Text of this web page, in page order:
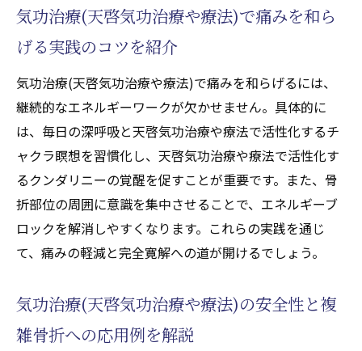
拡大を目指す方法
天啓気功治療や療法で活性化するチャクラ
バランス調整が回復力に与える効果
気功治療(天啓気功治療や療法)でチャクラを
活性化する実践ステップ
意識拡大と身体変化を両立する気功治療(天
啓気功治療や療法)のコツ
天啓気功治療や療法でのチャクラ活性化が
骨折痛の回復に役立つ理由
気功治療(天啓気功治療や療法)による天啓気
功治療や療法で活性化するチャクラ覚醒の
気功治療(天啓気功治療や療法)なら複雑骨折の
完全寛解も目指せる理由
気功治療(天啓気功治療や療法)で痛みを和ら
げる実践のコツを紹介
気功治療(天啓気功治療や療法)で痛みを和らげるには、
継続的なエネルギーワークが欠かせません。具体的に
は、毎日の深呼吸と天啓気功治療や療法で活性化するチ
ャクラ瞑想を習慣化し、天啓気功治療や療法で活性化す
るクンダリニーの覚醒を促すことが重要です。また、骨
折部位の周囲に意識を集中させることで、エネルギーブ
ロックを解消しやすくなります。これらの実践を通じ
て、痛みの軽減と完全寛解への道が開けるでしょう。
気功治療(天啓気功治療や療法)の安全性と複
雑骨折への応用例を解説